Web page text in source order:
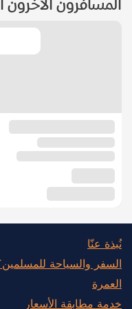
المسافرون
نُبذة عنّا
السفر والسياحة
العمرة
خدمة مطابقة الأسعار